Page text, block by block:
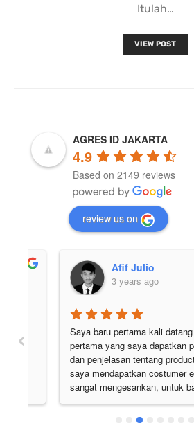
Itulah…
VIEW POST
AGRES ID JAKARTA
4.9
Based on 2149 reviews
review us on
Afif Julio
3 years ago
Saya baru pertama kali datang
pertama yang saya dapatkan
dan penjelasan tentang product
saya mendapatkan costumer
sangat mengesankan, untuk
semua. Pokoknya the best deh
‹